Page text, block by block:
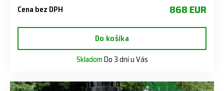
Cena bez DPH 868 EUR
Do košíka
SkladomDo 3 dní u Vás